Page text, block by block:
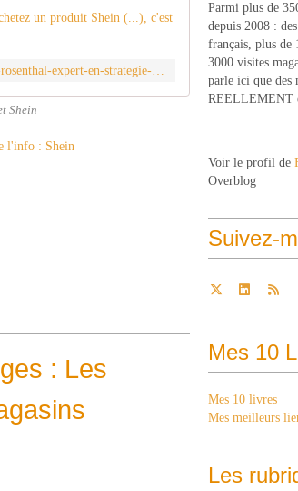
Frank
https://www.rtl.fr/programmes/l-esprit-de-l-info/7900591457-frank-rosenthal-expert-en-strategie-de-commerce-quand-vous-achetez-un-produit-shein-c-est-comme-si-vous-achetiez-que-du-premier-prix-dans-l-alimentaire
Shein
: Les
Parmi plus de
depuis 2008 :
français, plus de
3000 visites
parle ici que des
REELLEMENT
Voir le profil de
Overblog
Suivez-
Mes 10
Mes 10 livres
Mes meilleurs
Les